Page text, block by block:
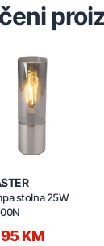
stolna 25W
KM